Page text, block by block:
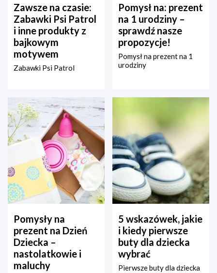
Zawsze na czasie:
Zabawki Psi Patrol
i inne produkty z
bajkowym
motywem
Zabawki Psi Patrol
Pomysł na: prezent
na 1 urodziny –
sprawdź nasze
propozycje!
Pomysł na prezent na 1
urodziny
Pomysły na
prezent na Dzień
Dziecka –
nastolatkowie i
maluchy
5 wskazówek, jakie
i kiedy pierwsze
buty dla dziecka
wybrać
Pierwsze buty dla dziecka